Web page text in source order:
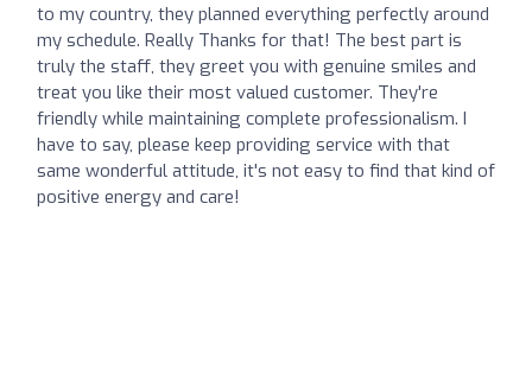
to my country, they planned everything perfectly around
my schedule. Really Thanks for that! The best part is
truly the staff, they greet you with genuine smiles and
treat you like their most valued customer. They're
friendly while maintaining complete professionalism. I
have to say, please keep providing service with that
same wonderful attitude, it's not easy to find that kind of
positive energy and care!